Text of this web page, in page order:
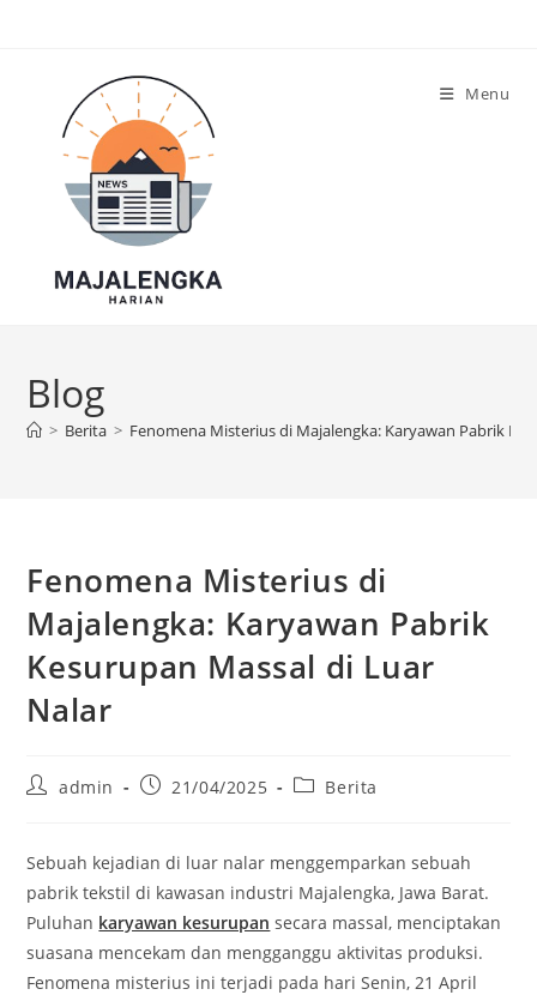
Menu
Blog
> Berita > Fenomena Misterius di Majalengka: Karyawan Pabrik
Fenomena Misterius di
Majalengka: Karyawan Pabrik
Kesurupan Massal di Luar
Nalar
Postadmin
Post21/04/2025
PostBerita
Sebuah kejadian di luar nalar menggemparkan sebuah
pabrik tekstil di kawasan industri Majalengka, Jawa Barat.
Puluhan karyawan kesurupan secara massal, menciptakan
suasana mencekam dan mengganggu aktivitas produksi.
Fenomena misterius ini terjadi pada hari Senin, 21 April